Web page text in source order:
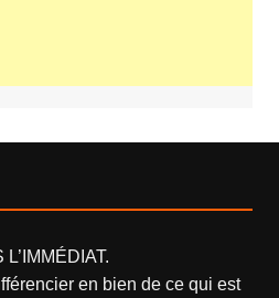
en bien de ce qui est